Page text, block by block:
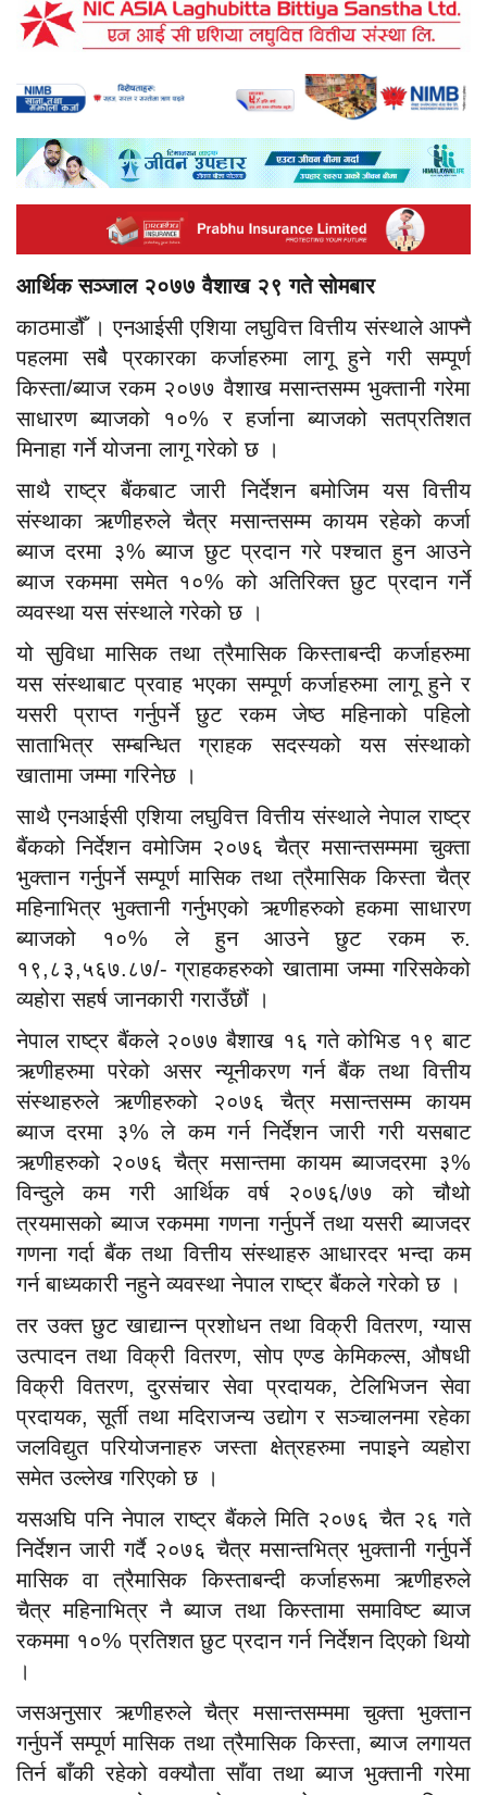
आर्थिक सञ्जाल २०७७ वैशाख २९ गते सोमबार
काठमाडौँ । एनआईसी एशिया लघुवित्त वित्तीय संस्थाले आफ्नै
पहलमा सबैै प्रकारका कर्जाहरुमा लागू हुने गरी सम्पूर्ण
किस्ता/ब्याज रकम २०७७ वैशाख मसान्तसम्म भुक्तानी गरेमा
साधारण ब्याजको १०% र हर्जाना ब्याजको सतप्रतिशत
मिनाहा गर्ने योजना लागू गरेको छ ।
साथै राष्ट्र बैंकबाट जारी निर्देशन बमोजिम यस वित्तीय
संस्थाका ऋणीहरुले चैत्र मसान्तसम्म कायम रहेको कर्जा
ब्याज दरमा ३% ब्याज छुट प्रदान गरे पश्चात हुन आउने
ब्याज रकममा समेत १०% को अतिरिक्त छुट प्रदान गर्ने
व्यवस्था यस संस्थाले गरेको छ ।
यो सुविधा मासिक तथा त्रैमासिक किस्ताबन्दी कर्जाहरुमा
यस संस्थाबाट प्रवाह भएका सम्पूर्ण कर्जाहरुमा लागू हुने र
यसरी प्राप्त गर्नुपर्ने छुट रकम जेष्ठ महिनाको पहिलो
साताभित्र सम्बन्धित ग्राहक सदस्यको यस संस्थाको
खातामा जम्मा गरिनेछ ।
साथै एनआईसी एशिया लघुवित्त वित्तीय संस्थाले नेपाल राष्ट्र
बैंकको निर्देशन वमोजिम २०७६ चैत्र मसान्तसम्ममा चुक्ता
भुक्तान गर्नुपर्ने सम्पूर्ण मासिक तथा त्रैमासिक किस्ता चैत्र
महिनाभित्र भुक्तानी गर्नुभएको ऋणीहरुको हकमा साधारण
ब्याजको १०% ले हुन आउने छुट रकम रु.
१९,८३,५६७.८७/- ग्राहकहरुको खातामा जम्मा गरिसकेको
व्यहोरा सहर्ष जानकारी गराउँछौं ।
नेपाल राष्ट्र बैंकले २०७७ बैशाख १६ गते कोभिड १९ बाट
ऋणीहरुमा परेको असर न्यूनीकरण गर्न बैंक तथा वित्तीय
संस्थाहरुले ऋणीहरुको २०७६ चैत्र मसान्तसम्म कायम
ब्याज दरमा ३% ले कम गर्न निर्देशन जारी गरी यसबाट
ऋणीहरुको २०७६ चैत्र मसान्तमा कायम ब्याजदरमा ३%
विन्दुले कम गरी आर्थिक वर्ष २०७६/७७ को चौथो
त्रयमासको ब्याज रकममा गणना गर्नुपर्ने तथा यसरी ब्याजदर
गणना गर्दा बैंक तथा वित्तीय संस्थाहरु आधारदर भन्दा कम
गर्न बाध्यकारी नहुने व्यवस्था नेपाल राष्ट्र बैंकले गरेको छ ।
तर उक्त छुट खाद्यान्न प्रशोधन तथा विक्री वितरण, ग्यास
उत्पादन तथा विक्री वितरण, सोप एण्ड केमिकल्स, औषधी
विक्री वितरण, दुरसंचार सेवा प्रदायक, टेलिभिजन सेवा
प्रदायक, सूर्ती तथा मदिराजन्य उद्योग र सञ्चालनमा रहेका
जलविद्युत परियोजनाहरु जस्ता क्षेत्रहरुमा नपाइने व्यहोरा
समेत उल्लेख गरिएको छ ।
यसअघि पनि नेपाल राष्ट्र बैंकले मिति २०७६ चैत २६ गते
निर्देशन जारी गर्दै २०७६ चैत्र मसान्तभित्र भुक्तानी गर्नुपर्ने
मासिक वा त्रैमासिक किस्ताबन्दी कर्जाहरूमा ऋणीहरुले
चैत्र महिनाभित्र नै ब्याज तथा किस्तामा समाविष्ट ब्याज
रकममा १०% प्रतिशत छुट प्रदान गर्न निर्देशन दिएको थियो
।
जसअनुसार ऋणीहरुले चैत्र मसान्तसम्ममा चुक्ता भुक्तान
गर्नुपर्ने सम्पूर्ण मासिक तथा त्रैमासिक किस्ता, ब्याज लगायत
तिर्न बाँकी रहेको वक्यौता साँवा तथा ब्याज भुक्तानी गरेमा